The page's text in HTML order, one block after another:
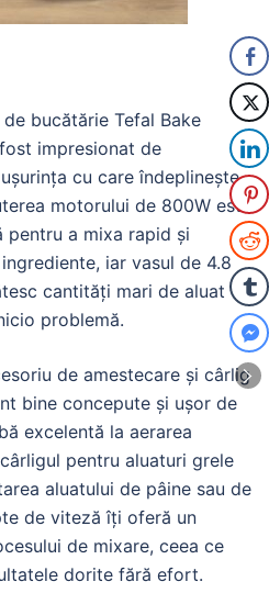
bucătărie Tefal Bake
impresionat de
cu care îndeplinește
motorului de 800W este
pentru a mixa rapid și
iar vasul de 4.8
cantități mari de aluat
problemă.
de amestecare și cârlig
bine concepute și ușor de
excelentă la aerarea
pentru aluaturi grele
aluatului de pâine sau de
de viteză îți oferă un
de mixare, ceea ce
dorite fără efort.